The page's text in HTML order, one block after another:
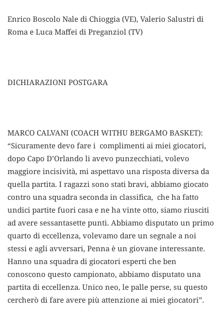
Enrico Boscolo Nale di Chioggia (VE), Valerio Salustri di
Roma e Luca Maffei di Preganziol (TV)
DICHIARAZIONI POSTGARA
MARCO CALVANI (COACH WITHU BERGAMO BASKET):
“Sicuramente devo fare i complimenti ai miei giocatori,
dopo Capo D’Orlando li avevo punzecchiati, volevo
maggiore incisività, mi aspettavo una risposta diversa da
quella partita. I ragazzi sono stati bravi, abbiamo giocato
contro una squadra seconda in classifica, che ha fatto
undici partite fuori casa e ne ha vinte otto, siamo riusciti
ad avere sessantasette punti. Abbiamo disputato un primo
quarto di eccellenza, volevamo dare un segnale a noi
stessi e agli avversari, Penna è un giovane interessante.
Hanno una squadra di giocatori esperti che ben
conoscono questo campionato, abbiamo disputato una
partita di eccellenza. Unico neo, le palle perse, su questo
cercherò di fare avere più attenzione ai miei giocatori”.